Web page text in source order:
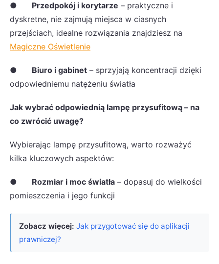
● Przedpokój i korytarze – praktyczne i
dyskretne, nie zajmują miejsca w ciasnych
przejściach, idealne rozwiązania znajdziesz na
Magiczne Oświetlenie
● Biuro i gabinet – sprzyjają koncentracji dzięki
odpowiedniemu natężeniu światła
Jak wybrać odpowiednią lampę przysufitową – na
co zwrócić uwagę?
Wybierając lampę przysufitową, warto rozważyć
kilka kluczowych aspektów:
● Rozmiar i moc światła – dopasuj do wielkości
pomieszczenia i jego funkcji
Zobacz więcej: Jak przygotować się do aplikacji
prawniczej?